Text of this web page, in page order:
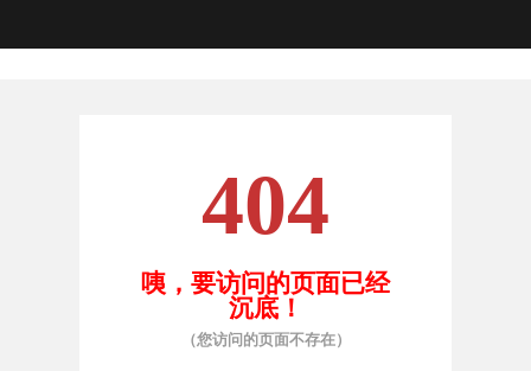
404
咦，要访问的页面已经
沉底！
（您访问的页面不存在）